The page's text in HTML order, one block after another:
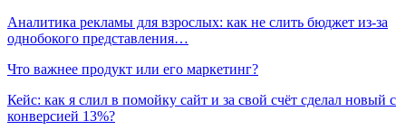
Аналитика рекламы для взрослых: как не слить бюджет из-за
однобокого представления…
Что важнее продукт или его маркетинг?
Кейс: как я слил в помойку сайт и за свой счёт сделал новый с
конверсией 13%?